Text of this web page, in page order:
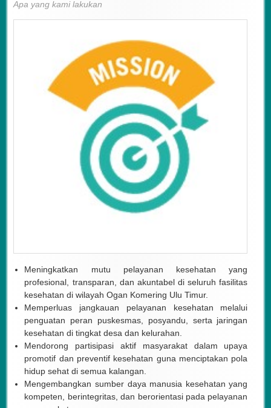
Apa yang kami lakukan
Meningkatkan mutu pelayanan kesehatan yang
profesional, transparan, dan akuntabel di seluruh fasilitas
kesehatan di wilayah Ogan Komering Ulu Timur.
Memperluas jangkauan pelayanan kesehatan melalui
penguatan peran puskesmas, posyandu, serta jaringan
kesehatan di tingkat desa dan kelurahan.
Mendorong partisipasi aktif masyarakat dalam upaya
promotif dan preventif kesehatan guna menciptakan pola
hidup sehat di semua kalangan.
Mengembangkan sumber daya manusia kesehatan yang
kompeten, berintegritas, dan berorientasi pada pelayanan